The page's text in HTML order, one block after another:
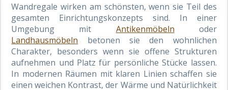
Wandregale wirken am schönsten, wenn sie Teil des
gesamten Einrichtungskonzepts sind. In einer
Umgebung mit Antikenmöbeln oder
Landhausmöbeln betonen sie den wohnlichen
Charakter, besonders wenn sie offene Strukturen
aufnehmen und Platz für persönliche Stücke lassen.
In modernen Räumen mit klaren Linien schaffen sie
einen weichen Kontrast, der Wärme und Natürlichkeit